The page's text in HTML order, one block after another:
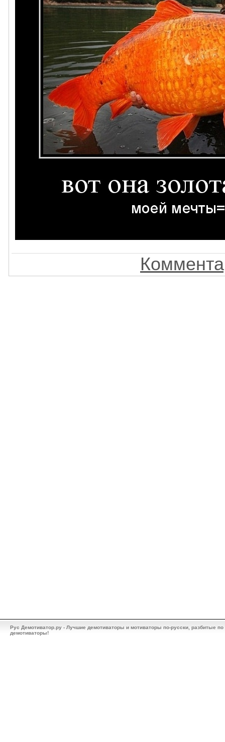
Рус Демотиватор.ру - Лучшие демотиваторы и мотиваторы по-русски, разбитые
демотиваторы!